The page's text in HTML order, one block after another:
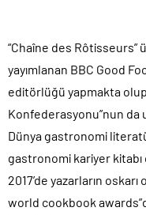
“Chaîne des Rôtisseurs”
yayımlanan BBC Good
editörlüğü yapmakta
Konfederasyonu”nun da
Dünya gastronomi
gastronomi kariyer kitabı
2017’de yazarların
world cookbook